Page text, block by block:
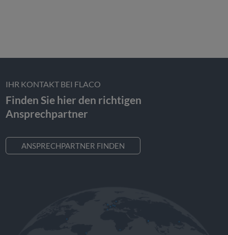
IHR KONTAKT BEI FLACO
Finden Sie hier den richtigen
Ansprechpartner
ANSPRECHPARTNER FINDEN